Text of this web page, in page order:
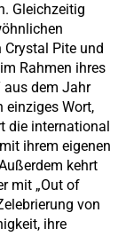
Gleichzeitig
Pite und
Rahmen ihres
aus dem Jahr
einziges Wort,
die international
ihrem eigenen
kehrt
mit „Out of
von
ihre